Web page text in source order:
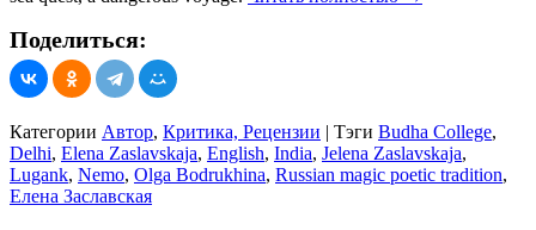
Поделиться:
Категории Автор, Критика, Рецензии | Тэги Budha College,
Delhi, Elena Zaslavskaja, English, India, Jelena Zaslavskaja,
Lugank, Nemo, Olga Bodrukhina, Russian magic poetic tradition,
Елена Заславская